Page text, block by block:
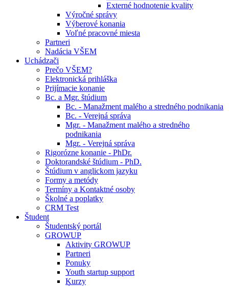
Externé hodnotenie kvality
Výročné správy
Výberové konania
Voľné pracovné miesta
Partneri
Nadácia VŠEM
Uchádzači
Prečo VŠEM?
Elektronická prihláška
Prijímacie konanie
Bc. a Mgr. štúdium
Bc. - Manažment malého a stredného podnikania
Bc. - Verejná správa
Mgr. - Manažment malého a stredného
podnikania
Mgr. - Verejná správa
Rigorózne konanie - PhDr.
Doktorandské štúdium - PhD.
Štúdium v anglickom jazyku
Formy a metódy
Termíny a Kontaktné osoby
Školné a poplatky
CRM Test
Študent
Študentský portál
GROWUP
Aktivity GROWUP
Partneri
Ponuky
Youth startup support
Kurzy